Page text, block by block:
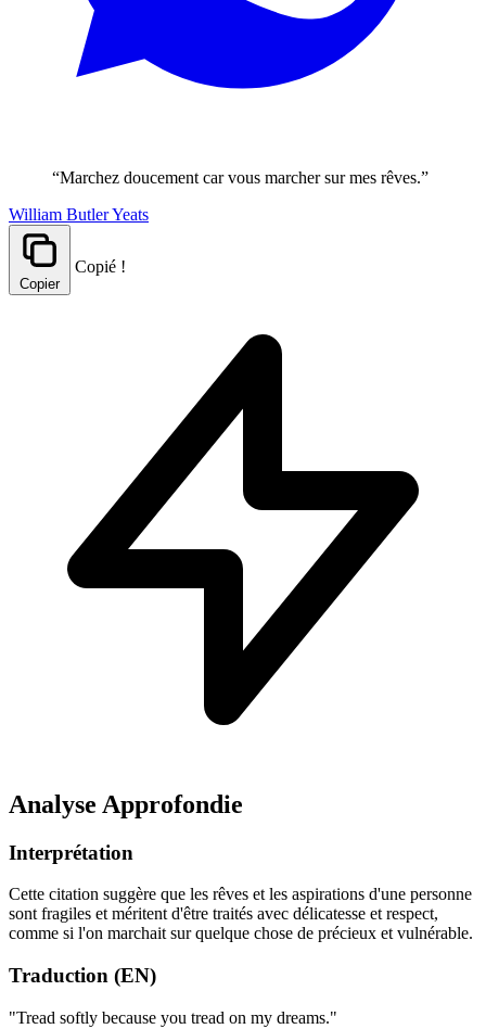
“Marchez doucement car vous marcher sur mes rêves.”
William Butler Yeats
Copier
Copié !
Analyse Approfondie
Interprétation
Cette citation suggère que les rêves et les aspirations d'une personne
sont fragiles et méritent d'être traités avec délicatesse et respect,
comme si l'on marchait sur quelque chose de précieux et vulnérable.
Traduction (EN)
"Tread softly because you tread on my dreams."